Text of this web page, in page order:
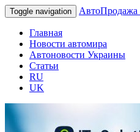
Toggle navigation АвтоПродажа
Главная
Новости автомира
Автоновости Украины
Статьи
RU
UK